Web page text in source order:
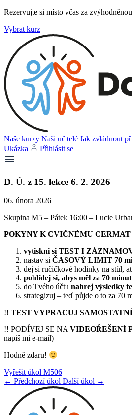
Rezervujte si místo včas za
Vybrat kurz
Naše kurzy Naši učitelé Jak zvládnout
Ukázka
Přihlásit se
D. Ú. z 15. lekce 6. 2. 2026
06. února 2026
Skupina M5 – Pátek 16:00 – Lucie
POKYNY K CVIČNÉMU CERMAT
vytiskni siTEST I
nastav si ČASOVÝ LIMIT 70
dej si ručičkové hodinky na stůl,
pohlídej si, abys měl za 70
do Tvého účtu nahrej výsledky
strategizuj – teď půjde o to za 70
!! TEST VYPRACUJ
!! PODÍVEJ SE NAVIDEOŘEŠENÍ
napiš mi e-mail)
Hodně zdaru!
Vyřešit úkol M506
← Předchozí úkol Další úkol →